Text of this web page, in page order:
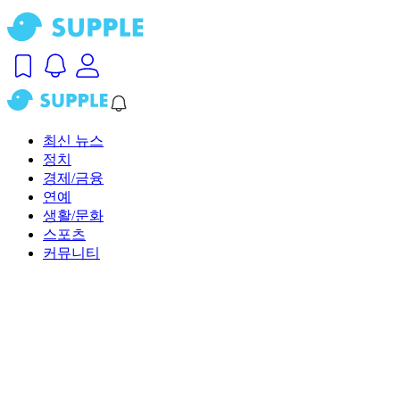
최신 뉴스
정치
경제/금융
연예
생활/문화
스포츠
커뮤니티